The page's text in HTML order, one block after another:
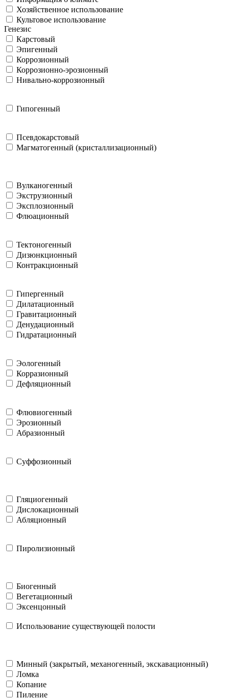
Хозяйственное использование
Культовое использование
Генезис
Карстовый
Эпигенный
Коррозионный
Коррозионно-эрозионный
Нивально-коррозионный
Гипогенный
Псевдокарстовый
Магматогенный (кристаллизационный)
Вулканогенный
Экструзионный
Эксплозионный
Флюационный
Тектоногенный
Дизюнкционный
Контракционный
Гипергенный
Дилатационный
Гравитационный
Денудационный
Гидратационный
Эологенный
Корразионный
Дефляционный
Флювиогенный
Эрозионный
Абразионный
Суффозионный
Гляциогенный
Дислокационный
Абляционный
Пиролизионный
Биогенный
Вегетационный
Эксенцонный
Использование существующей полости
Минный (закрытый, механогенный, экскавационный)
Ломка
Копание
Пиление